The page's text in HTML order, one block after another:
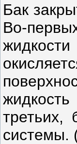
Бак
Во-
третьих,
системы.